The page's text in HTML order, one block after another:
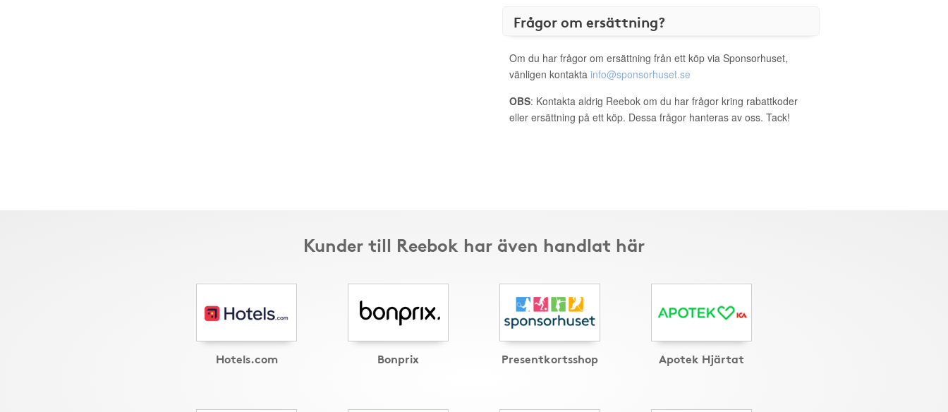
Frågor om ersättning?
Om du har frågor om ersättning från ett köp via Sponsorhuset,
vänligen kontakta info@sponsorhuset.se
OBS: Kontakta aldrig Reebok om du har frågor kring rabattkoder
eller ersättning på ett köp. Dessa frågor hanteras av oss. Tack!
Kunder till Reebok har även handlat här
Hotels.com Bonprix Presentkortsshop Apotek Hjärtat